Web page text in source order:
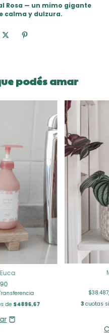
Rosa — un mimo gigante
calma y dulzura.
podés amar
de$4896,67
3 cuotas